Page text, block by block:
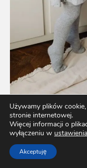
Jak wspierać
rodziców
Używamy plików
stronie internetowej.
Więcej informacji o
wyłączeniu w
Akceptuję